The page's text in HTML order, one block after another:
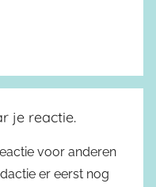
je reactie.
voor anderen
er eerst nog